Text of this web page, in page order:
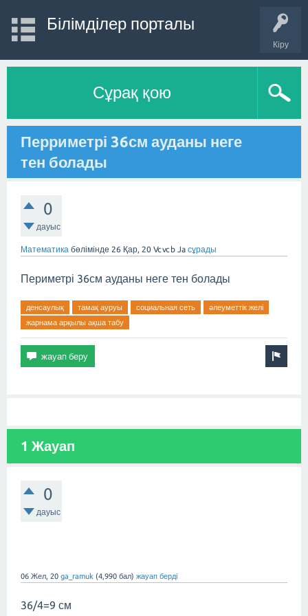
Кіру
Білімділер порталы
Сұрақ қою
Перриметрі 36см ауданы неге
тен болады
0
дауыс
Математика бөлімінде 26 Қар, 20 Vcvcb Ja сұрады
Периметрі 36см ауданы неге тен болады
денсаулық тамақ ауруы социальная сеть
әлеуметтік желі
жарнама арқылы ақша табу
1 Жауап
0
дауыс
06 Жел, 20 ga_ramuk (4,990 бал) жауап берді
36/4=9 см